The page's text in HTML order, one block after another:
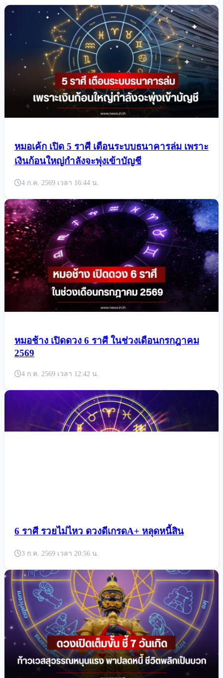
หมอเค้ก เปิด 5 ราศี เตือนระบบธนาคารล่ม เพราะ
เงินก้อนใหญ่กำลังจะพุ่งเข้าบัญชี
4 ก.ค. 2569 เวลา 16:44 น.
หมอช้าง เปิดดวง 6 ราศี ในช่วงเดือนกรกฎาคม
2569
4 ก.ค. 2569 เวลา 12:42 น.
6 ราศี รวยไม่ไหว ดวงดีเกรดA+ หลุดหนี้สิน
3 ก.ค. 2569 เวลา 20:56 น.